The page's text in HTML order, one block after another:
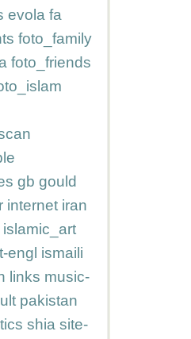
evola fa
foto_family
foto_friends
gb gould
internet iran
islamic_art
engl ismaili
links music-
pakistan
shia site-